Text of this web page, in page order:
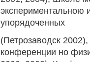
экспериментальною
упорядоченных
(Петрозаводск
конференции но